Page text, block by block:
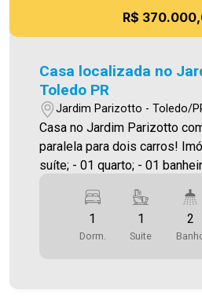
nos o direito de corrigir
digitação e ou ortografia,
ilustrativas`
R$
Casa localizada no
Toledo PR
Jardim Parizotto - Toledo/
Casa no Jardim Parizotto
paralela para dois carros! Imóvel conta com: - 01
suíte; - 01 quarto; - 01
Espaço de garagem para
Diferenciais do Imóvel: -
porcelanato em todos os
1
Dorm.
1
Suite
2